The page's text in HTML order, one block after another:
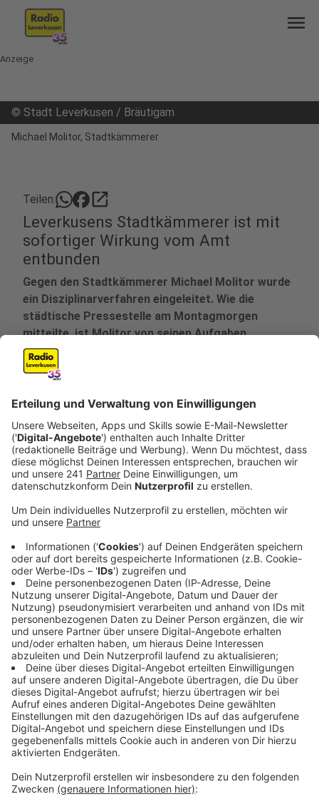
menu
Anzeige
© Stadt Leverkusen / Bräutigam
Michael Molitor, Stadtkämmerer
Teilen: open_in_new
Leverkusens Stadtkämmerer ist mit
sofortiger Wirkung vom Amt
entbunden
Gegen den Stadtkämmerer Michael Molitor wurde
ein Disziplinarverfahren eingeleitet. Wie die
städtische Pressestelle am Montagmorgen
mitteilte, ist Molitor von seinen Aufgaben
entbunden worden.
Veröffentlicht:
Hintergrund des Disziplinarverfahrens
Anzeige
Laut der Stadt wurde Molitor gemäß Paragraf 39 des
Beamtenstatusgesetzes „von seinen
Dienstgeschäften entbunden“, und die „sofortige
Vollziehung“ wurde angeordnet. Die Entscheidung
erfolgte nach externer juristischer Beratung und
basiert auf Paragraf 17 des Disziplinargesetzes für
das Land Nordrhein-Westfalen, heißt es in dem
Schreiben der Pressestelle.
Anzeige
Auslöser: Kritisches Schreiben vom 6. Juli
Anzeige